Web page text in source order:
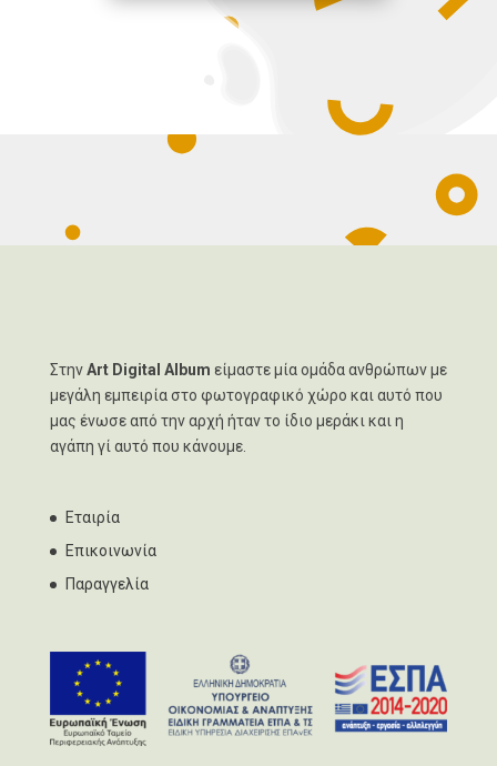
ΣτηνArt Digital Album είμαστε μία ομάδα ανθρώπων με
μεγάλη εμπειρία στο φωτογραφικό χώρο και αυτό που
μας ένωσε από την αρχή ήταν το ίδιο μεράκι και η
αγάπη γί αυτό που κάνουμε.
Εταιρία
Επικοινωνία
Παραγγελία